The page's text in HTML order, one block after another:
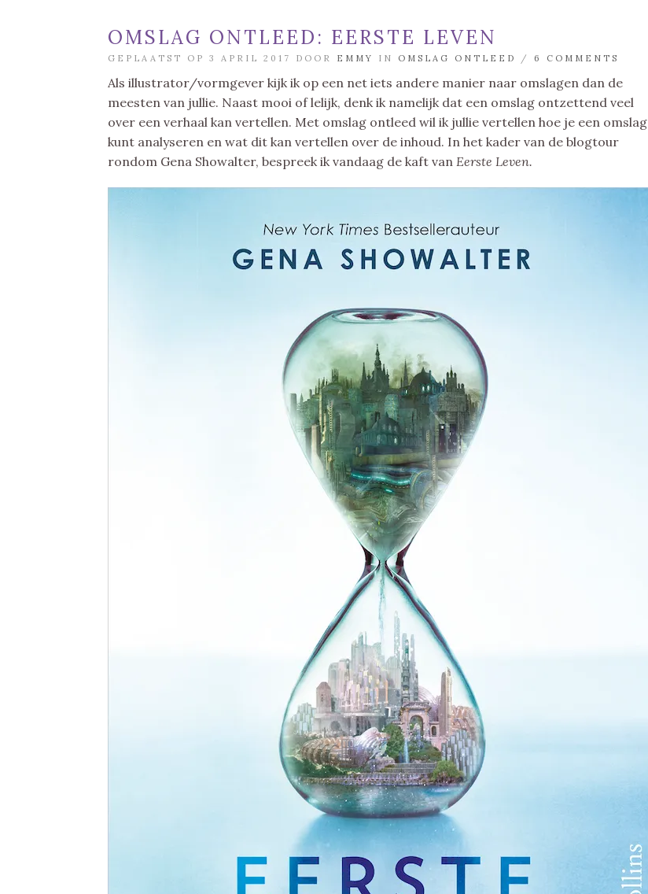
OMSLAG ONTLEED: EERSTE LEVEN
GEPLAATST OP 3 APRIL 2017 DOOR EMMY IN OMSLAG ONTLEED / 6 COMMENTS
Als illustrator/vormgever kijk ik op een net iets andere manier naar omslagen dan de
meesten van jullie. Naast mooi of lelijk, denk ik namelijk dat een omslag ontzettend veel
over een verhaal kan vertellen. Met omslag ontleed wil ik jullie vertellen hoe je een omslag
kunt analyseren en wat dit kan vertellen over de inhoud. In het kader van de blogtour
rondom Gena Showalter, bespreek ik vandaag de kaft van Eerste Leven.